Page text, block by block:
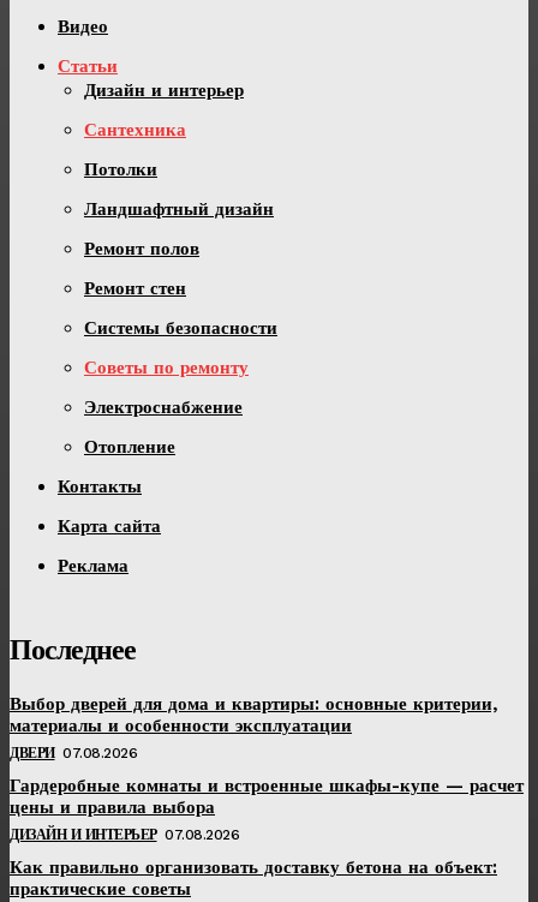
Видео
Статьи
Дизайн и интерьер
Сантехника
Потолки
Ландшафтный дизайн
Ремонт полов
Ремонт стен
Системы безопасности
Советы по ремонту
Электроснабжение
Отопление
Контакты
Карта сайта
Реклама
Последнее
Выбор дверей для дома и квартиры: основные критерии,
материалы и особенности эксплуатации
ДВЕРИ 07.08.2026
Гардеробные комнаты и встроенные шкафы-купе — расчет
цены и правила выбора
ДИЗАЙН И ИНТЕРЬЕР 07.08.2026
Как правильно организовать доставку бетона на объект:
практические советы